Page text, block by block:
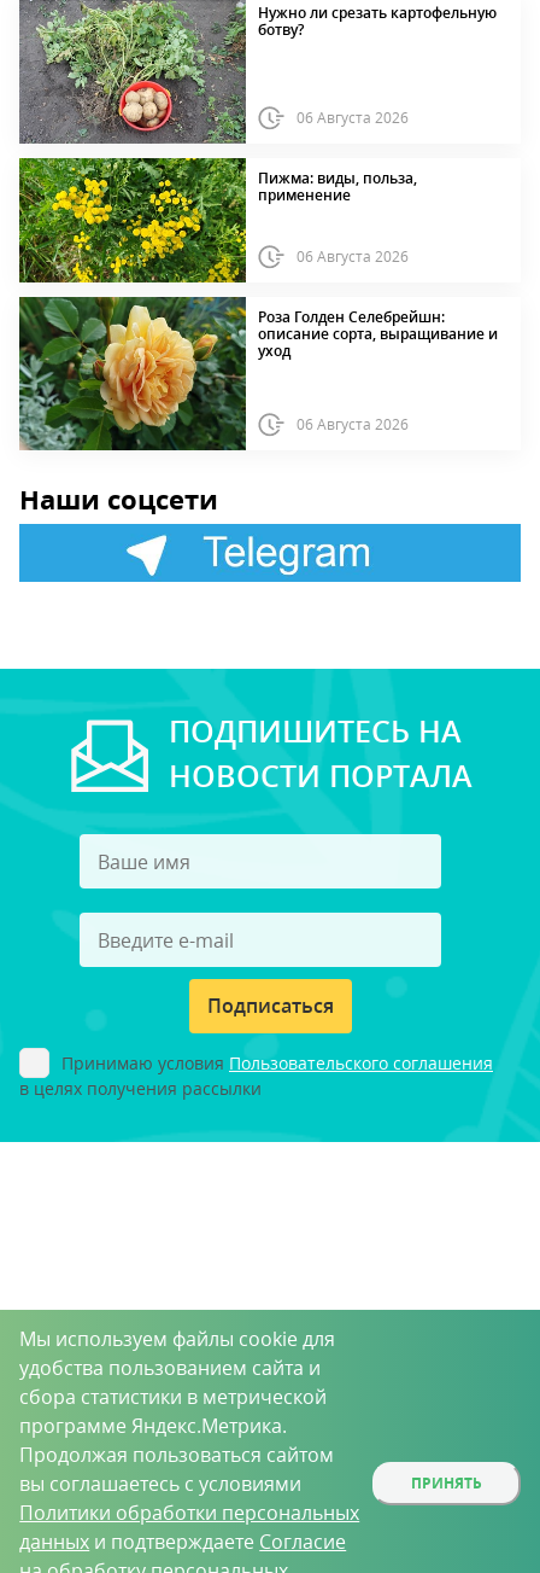
Нужно ли срезать картофельную
ботву?
06 Августа 2026
Пижма: виды, польза,
применение
06 Августа 2026
Роза Голден Селебрейшн:
описание сорта, выращивание и
уход
06 Августа 2026
Наши соцсети
ПОДПИШИТЕСЬ НА
НОВОСТИ ПОРТАЛА
Подписаться
Принимаю условия Пользовательского соглашения
в целях получения рассылки
Мы используем файлы cookie для
удобства пользованием сайта и
сбора статистики в метрической
программе Яндекс.Метрика.
Продолжая пользоваться сайтом
вы соглашаетесь с условиями
Политики обработки персональных
данных и подтверждаете Согласие
ПРИНЯТЬ